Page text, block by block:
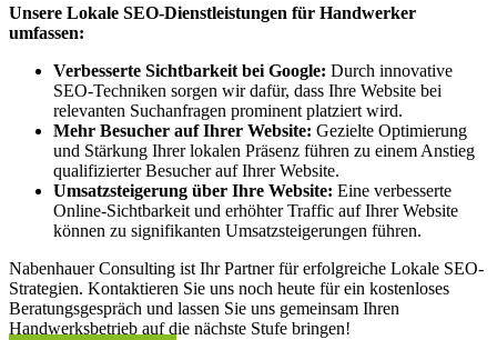
Unsere Lokale SEO-Dienstleistungen für Handwerker
umfassen:
Verbesserte Sichtbarkeit bei Google: Durch innovative
SEO-Techniken sorgen wir dafür, dass Ihre Website bei
relevanten Suchanfragen prominent platziert wird.
Mehr Besucher auf Ihrer Website: Gezielte Optimierung
und Stärkung Ihrer lokalen Präsenz führen zu einem Anstieg
qualifizierter Besucher auf Ihrer Website.
Umsatzsteigerung über Ihre Website: Eine verbesserte
Online-Sichtbarkeit und erhöhter Traffic auf Ihrer Website
können zu signifikanten Umsatzsteigerungen führen.
Nabenhauer Consulting ist Ihr Partner für erfolgreiche Lokale SEO-
Strategien. Kontaktieren Sie uns noch heute für ein kostenloses
Beratungsgespräch und lassen Sie uns gemeinsam Ihren
Handwerksbetrieb auf die nächste Stufe bringen!